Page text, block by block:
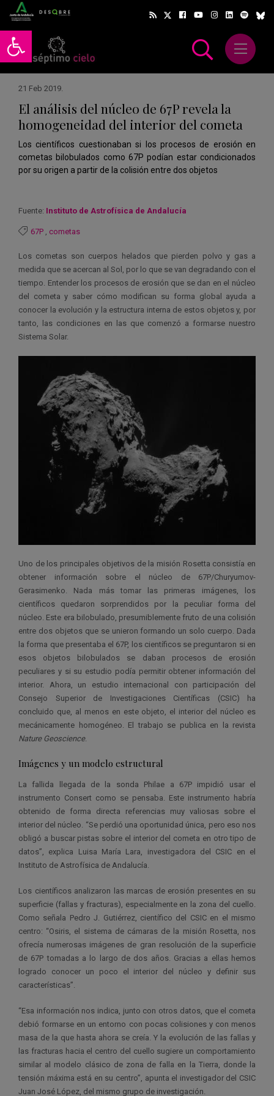
Abrir barra de herramientas
Abrir
21 Feb 2019.
El análisis del núcleo de 67P revela la
homogeneidad del interior del cometa
Los científicos cuestionaban si los procesos de erosión en
cometas bilobulados como 67P podían estar condicionados
por su origen a partir de la colisión entre dos objetos
Fuente: Instituto de Astrofísica de Andalucía
67P , cometas
Los cometas son cuerpos helados que pierden polvo y gas a
medida que se acercan al Sol, por lo que se van degradando con el
tiempo. Entender los procesos de erosión que se dan en el núcleo
del cometa y saber cómo modifican su forma global ayuda a
conocer la evolución y la estructura interna de estos objetos y, por
tanto, las condiciones en las que comenzó a formarse nuestro
Sistema Solar.
Uno de los principales objetivos de la misión Rosetta consistía en
obtener información sobre el núcleo de 67P/Churyumov-
Gerasimenko. Nada más tomar las primeras imágenes, los
científicos quedaron sorprendidos por la peculiar forma del
núcleo. Este era bilobulado, presumiblemente fruto de una colisión
entre dos objetos que se unieron formando un solo cuerpo. Dada
la forma que presentaba el 67P, los científicos se preguntaron si en
esos objetos bilobulados se daban procesos de erosión
peculiares y si su estudio podía permitir obtener información del
interior. Ahora, un estudio internacional con participación del
Consejo Superior de Investigaciones Científicas (CSIC) ha
concluido que, al menos en este objeto, el interior del núcleo es
mecánicamente homogéneo. El trabajo se publica en la revista
Nature Geoscience.
Imágenes y un modelo estructural
La fallida llegada de la sonda Philae a 67P impidió usar el
instrumento Consert como se pensaba. Este instrumento habría
obtenido de forma directa referencias muy valiosas sobre el
interior del núcleo. “Se perdió una oportunidad única, pero eso nos
obligó a buscar pistas sobre el interior del cometa en otro tipo de
datos”, explica Luisa María Lara, investigadora del CSIC en el
Instituto de Astrofísica de Andalucía.
Los científicos analizaron las marcas de erosión presentes en su
superficie (fallas y fracturas), especialmente en la zona del cuello.
Como señala Pedro J. Gutiérrez, científico del CSIC en el mismo
centro: “Osiris, el sistema de cámaras de la misión Rosetta, nos
ofrecía numerosas imágenes de gran resolución de la superficie
de 67P tomadas a lo largo de dos años. Gracias a ellas hemos
logrado conocer un poco el interior del núcleo y definir sus
características”.
“Esa información nos indica, junto con otros datos, que el cometa
debió formarse en un entorno con pocas colisiones y con menos
masa de la que hasta ahora se creía. Y la evolución de las fallas y
las fracturas hacia el centro del cuello sugiere un comportamiento
similar al modelo clásico de zona de falla en la Tierra, donde la
tensión máxima está en su centro”, apunta el investigador del CSIC
Juan José López, del mismo grupo de investigación.